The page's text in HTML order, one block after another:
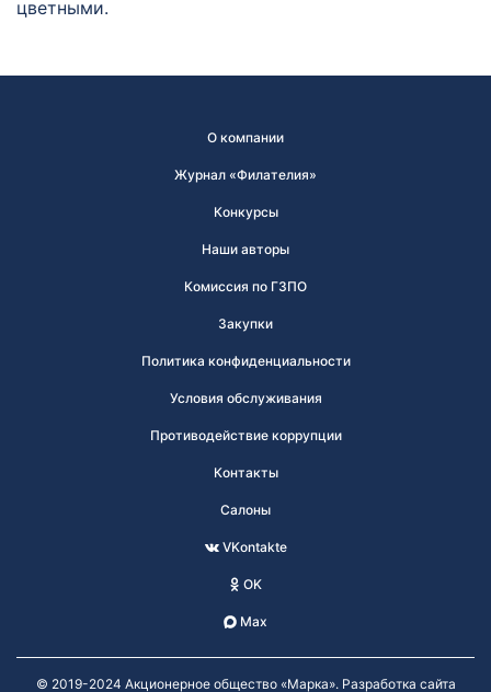
цветными.
О компании
Журнал «Филателия»
Конкурсы
Наши авторы
Комиссия по ГЗПО
Закупки
Политика конфиденциальности
Условия обслуживания
Противодействие коррупции
Контакты
Салоны
VKontakte
OK
Max
© 2019-2024 Акционерное общество «Марка». Разработка сайта